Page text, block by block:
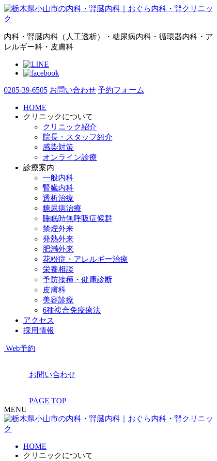
内科・腎臓内科（人工透析）・糖尿病内科・循環器内科・ア
レルギー科・皮膚科
0285-39-6505 お問い合わせ 予約フォーム
HOME
クリニックについて
クリニック紹介
院長・スタッフ紹介
感染対策
オンライン診療
診療案内
一般内科
腎臓内科
透析治療
糖尿病治療
睡眠時無呼吸症候群
禁煙外来
発熱外来
肥満外来
花粉症・アレルギー治療
栄養相談
予防接種・健康診断
皮膚科
美容診療
6種複合免疫療法
アクセス
採用情報
Web予約
お問い合わせ
PAGE TOP
MENU
HOME
クリニックについて